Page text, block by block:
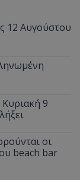
12 Αυγούστου
9
οι
beach bar